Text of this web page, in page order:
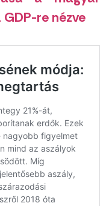
re nézve